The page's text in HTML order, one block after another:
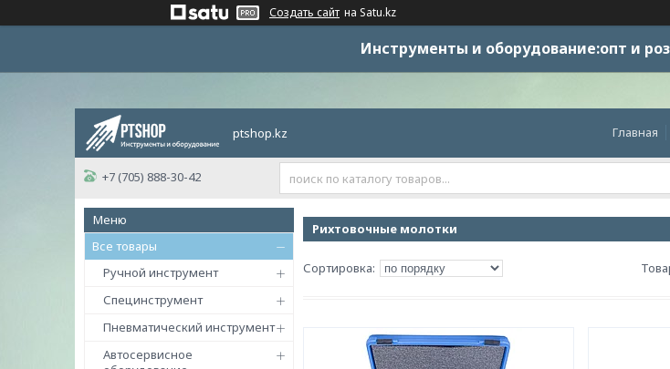
Создать сайт на Satu.kz
Инструменты и оборудование:опт и
ptshop.kz Главная
+7 (705) 888-30-42
Все товары
Ручной инструмент
Специнструмент
Пневматический инструмент
Автосервисное
Рихтовочные молотки